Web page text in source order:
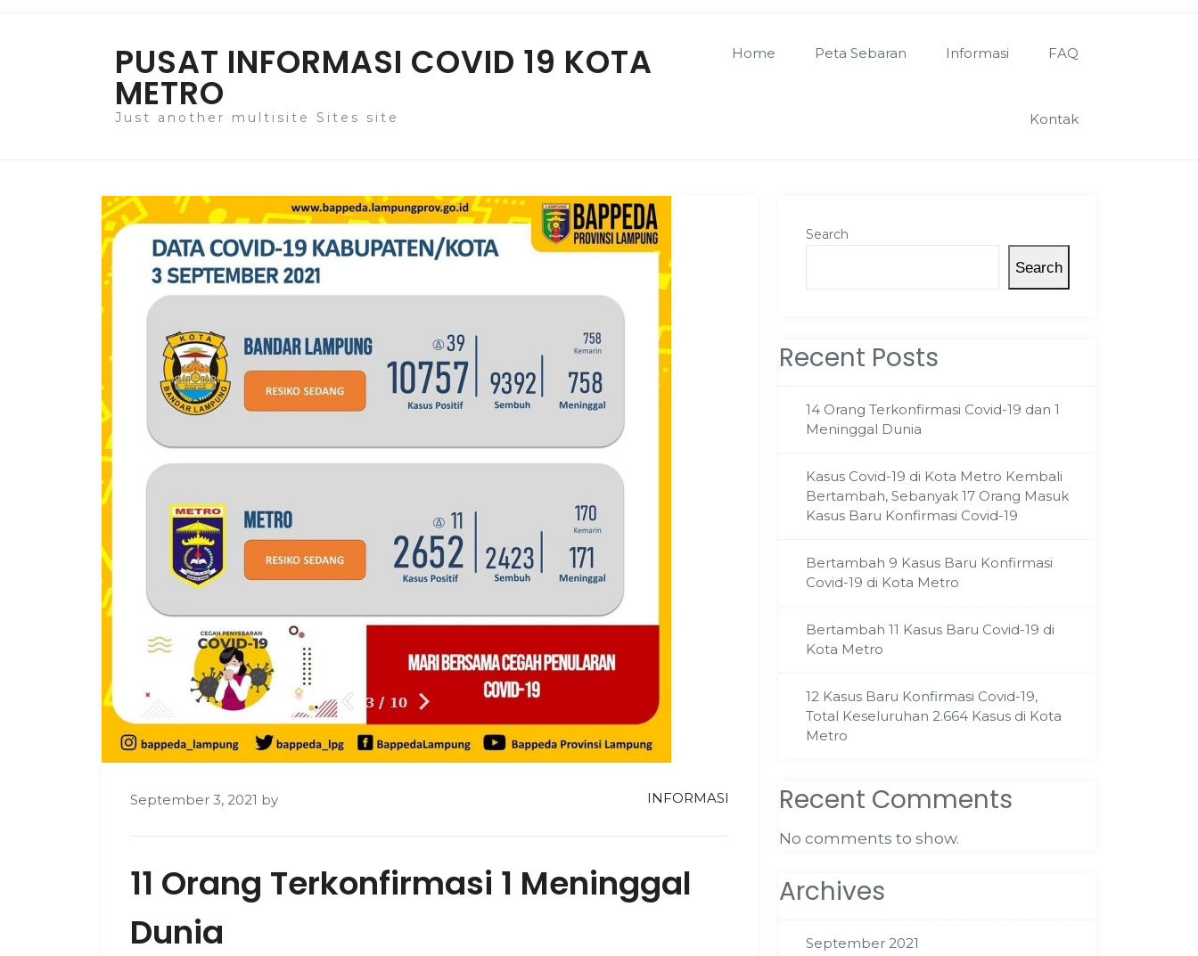
PUSAT INFORMASI COVID 19 KOTA
METRO
Just another multisite Sites site
Home Peta Sebaran Informasi FAQ
Kontak
September 3, 2021 by INFORMASI
11 Orang Terkonfirmasi 1 Meninggal
Dunia
Search
Search
Recent Posts
14 Orang Terkonfirmasi Covid-19 dan 1
Meninggal Dunia
Kasus Covid-19 di Kota Metro Kembali
Bertambah, Sebanyak 17 Orang Masuk
Kasus Baru Konfirmasi Covid-19
Bertambah 9 Kasus Baru Konfirmasi
Covid-19 di Kota Metro
Bertambah 11 Kasus Baru Covid-19 di
Kota Metro
12 Kasus Baru Konfirmasi Covid-19,
Total Keseluruhan 2.664 Kasus di Kota
Metro
Recent Comments
No comments to show.
Archives
September 2021